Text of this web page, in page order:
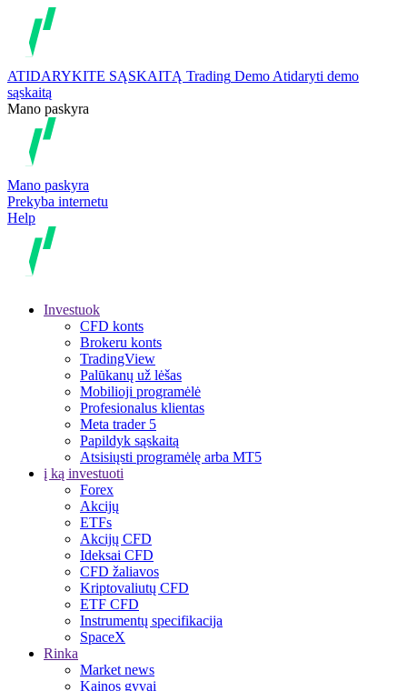
ATIDARYKITE SĄSKAITĄ Trading Demo Atidaryti demo
sąskaitą
Mano paskyra
Mano paskyra
Prekyba internetu
Help
Investuok
CFD konts
Brokeru konts
TradingView
Palūkanų už lėšas
Mobilioji programėlė
Profesionalus klientas
Meta trader 5
Papildyk sąskaitą
Atsisiųsti programėlę arba MT5
į ką investuoti
Forex
Akcijų
ETFs
Akcijų CFD
Ideksai CFD
CFD žaliavos
Kriptovaliutų CFD
ETF CFD
Instrumentų specifikacija
SpaceX
Rinka
Market news
Kainos gyvai